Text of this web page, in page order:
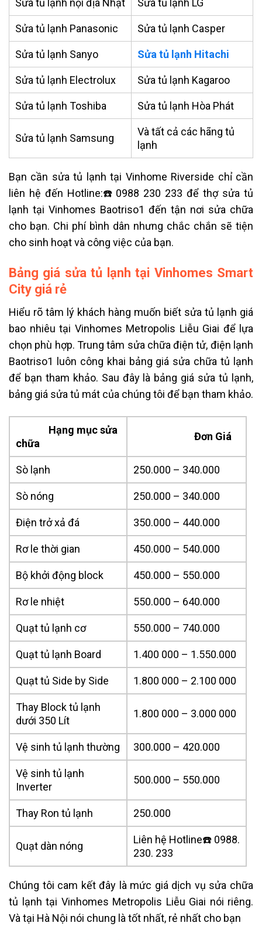
Sửa tủ lạnh nội địa Nhật Sửa tủ lạnh LG
Sửa tủ lạnh Panasonic Sửa tủ lạnh Casper
Sửa tủ lạnh Sanyo Sửa tủ lạnh Hitachi
Sửa tủ lạnh Electrolux Sửa tủ lạnh Kagaroo
Sửa tủ lạnh Toshiba Sửa tủ lạnh Hòa Phát
Sửa tủ lạnh Samsung
Và tất cả các hãng tủ
lạnh
Bạn cần sửatủ lạnh tại Vinhome Riverside chỉ cần
liên hệ đến Hotline:☎️0988 230 233 để thợ sửa tủ
lạnh tại Vinhomes Baotriso1 đến tận nơi sửa chữa
cho bạn. Chi phí bình dân nhưng chắc chắn sẽ tiện
cho sinh hoạt và công việc của bạn.
Bảng giá sửa tủ lạnh tại Vinhomes Smart
City giá rẻ
Hiểu rõ tâm lý khách hàng muốn biết sửa tủ lạnh giá
bao nhiêu tại Vinhomes Metropolis Liễu Giai để lựa
chọn phù hợp. Trung tâm sửa chữa điện tử, điện lạnh
Baotriso1 luôn công khai bảng giá sửa chữa tủ lạnh
để bạn tham khảo. Sau đây là bảng giá sửa tủ lạnh,
bảng giá sửa tủ mát của chúng tôi để bạn tham khảo.
Hạng mục sửa
chữa
Đơn Giá
Sò lạnh 250.000 – 340.000
Sò nóng 250.000 – 340.000
Điện trở xả đá 350.000 – 440.000
Rơ le thời gian 450.000 – 540.000
Bộ khởi động block 450.000 – 550.000
Rơ le nhiệt 550.000 – 640.000
Quạt tủ lạnh cơ 550.000 – 740.000
Quạt tủ lạnh Board 1.400 000 – 1.550.000
Quạt tủ Side by Side 1.800 000 – 2.100 000
Thay Block tủ lạnh
dưới 350 Lít
1.800 000 – 3.000 000
Vệ sinh tủ lạnh thường 300.000 – 420.000
Vệ sinh tủ lạnh
Inverter
500.000 – 550.000
Thay Ron tủ lạnh 250.000
Quạt dàn nóng
Liên hệ Hotline☎️ 0988.
230. 233
Chúng tôi cam kết đây là mức giá dịch vụ sửa chữa
tủ lạnh tại Vinhomes Metropolis Liễu Giai nói riêng.
Và tại Hà Nội nói chung là tốt nhất, rẻ nhất cho bạn